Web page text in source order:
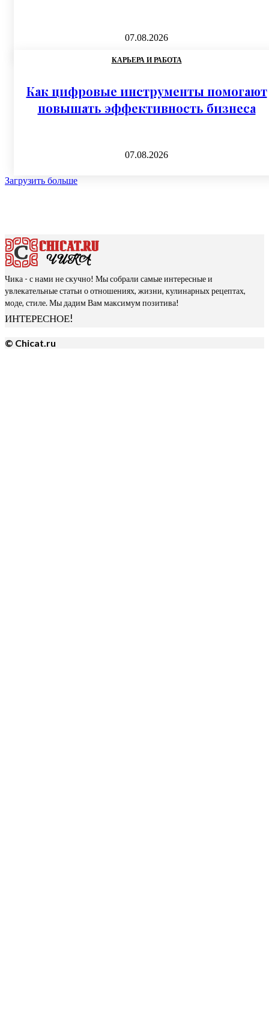
07.08.2026
КАРЬЕРА И РАБОТА
Как цифровые инструменты помогают
повышать эффективность бизнеса
07.08.2026
Загрузить больше
Чика - с нами не скучно! Мы собрали самые интересные и
увлекательные статьи о отношениях, жизни, кулинарных рецептах,
моде, стиле. Мы дадим Вам максимум позитива!
ИНТЕРЕСНОЕ!
© Chicat.ru